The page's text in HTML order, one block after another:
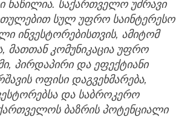
ნაწილია. საქართველო უძრავი
სულ უფრო საინტერესო
ინვესტორებისთვის, ამიტომ
, მათთან კომუნიკაცია უფრო
, პირდაპირი და ეფექტიანი
ოფისი დაგვეხმარება,
და საბროკერო
ბაზრის პოტენციალი